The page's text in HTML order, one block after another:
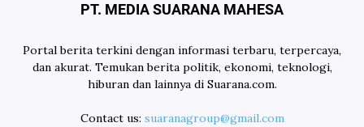
PT. MEDIA SUARANA MAHESA
Portal berita terkini dengan informasi terbaru, terpercaya,
dan akurat. Temukan berita politik, ekonomi, teknologi,
hiburan dan lainnya di Suarana.com.
Contact us: suaranagroup@gmail.com